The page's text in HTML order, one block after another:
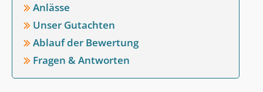
Anlässe
Unser Gutachten
Ablauf der Bewertung
Fragen & Antworten